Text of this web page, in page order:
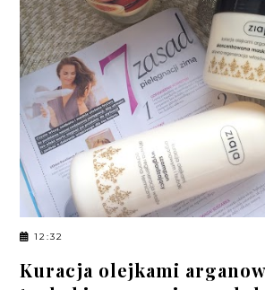
12:32
Kuracja olejkami